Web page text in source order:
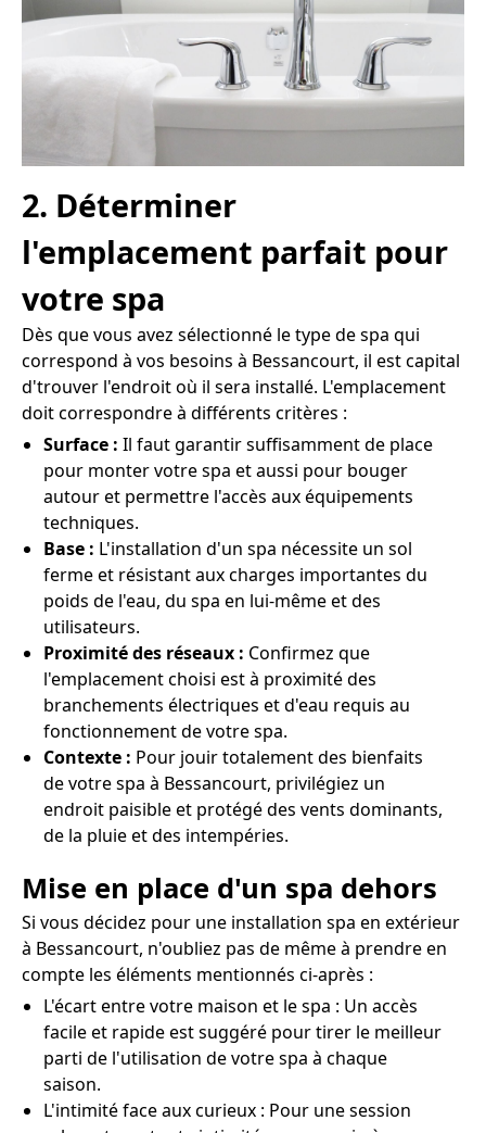
2. Déterminer
l'emplacement parfait pour
votre spa
Dès que vous avez sélectionné le type de spa qui
correspond à vos besoins à Bessancourt, il est capital
d'trouver l'endroit où il sera installé. L'emplacement
doit correspondre à différents critères :
Surface : Il faut garantir suffisamment de place
pour monter votre spa et aussi pour bouger
autour et permettre l'accès aux équipements
techniques.
Base : L'installation d'un spa nécessite un sol
ferme et résistant aux charges importantes du
poids de l'eau, du spa en lui-même et des
utilisateurs.
Proximité des réseaux : Confirmez que
l'emplacement choisi est à proximité des
branchements électriques et d'eau requis au
fonctionnement de votre spa.
Contexte : Pour jouir totalement des bienfaits
de votre spa à Bessancourt, privilégiez un
endroit paisible et protégé des vents dominants,
de la pluie et des intempéries.
Mise en place d'un spa dehors
Si vous décidez pour une installation spa en extérieur
à Bessancourt, n'oubliez pas de même à prendre en
compte les éléments mentionnés ci-après :
L'écart entre votre maison et le spa : Un accès
facile et rapide est suggéré pour tirer le meilleur
parti de l'utilisation de votre spa à chaque
saison.
L'intimité face aux curieux : Pour une session